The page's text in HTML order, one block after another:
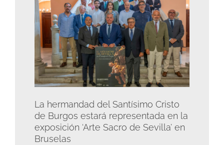
La hermandad del Santísimo Cristo
de Burgos estará representada en la
exposición ‘Arte Sacro de Sevilla’ en
Bruselas